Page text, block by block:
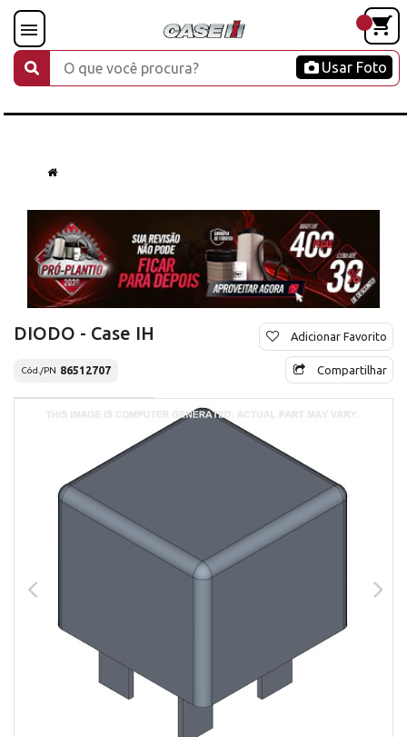
Usar Foto
DIODO - Case IH
Cód./PN 86512707
Adicionar Favorito
Compartilhar